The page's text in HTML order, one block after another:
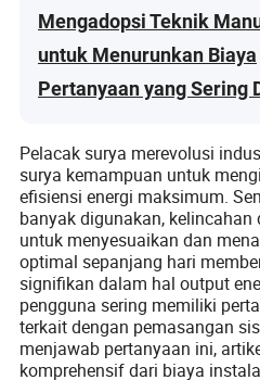
Mengadopsi Teknik
untuk Menurunkan Biaya
Pertanyaan yang Sering
Pelacak surya merevolusi
surya kemampuan untuk
efisiensi energi maksimum.
banyak digunakan,
untuk menyesuaikan dan
optimal sepanjang hari
signifikan dalam hal output
pengguna sering memiliki
terkait dengan pemasangan
menjawab pertanyaan ini,
komprehensif dari biaya